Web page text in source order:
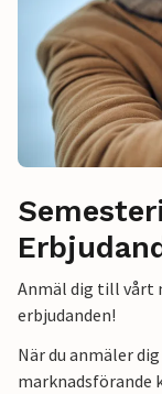
Anmäl dig till vårt
erbjudanden!
När du anmäler
marknadsförande